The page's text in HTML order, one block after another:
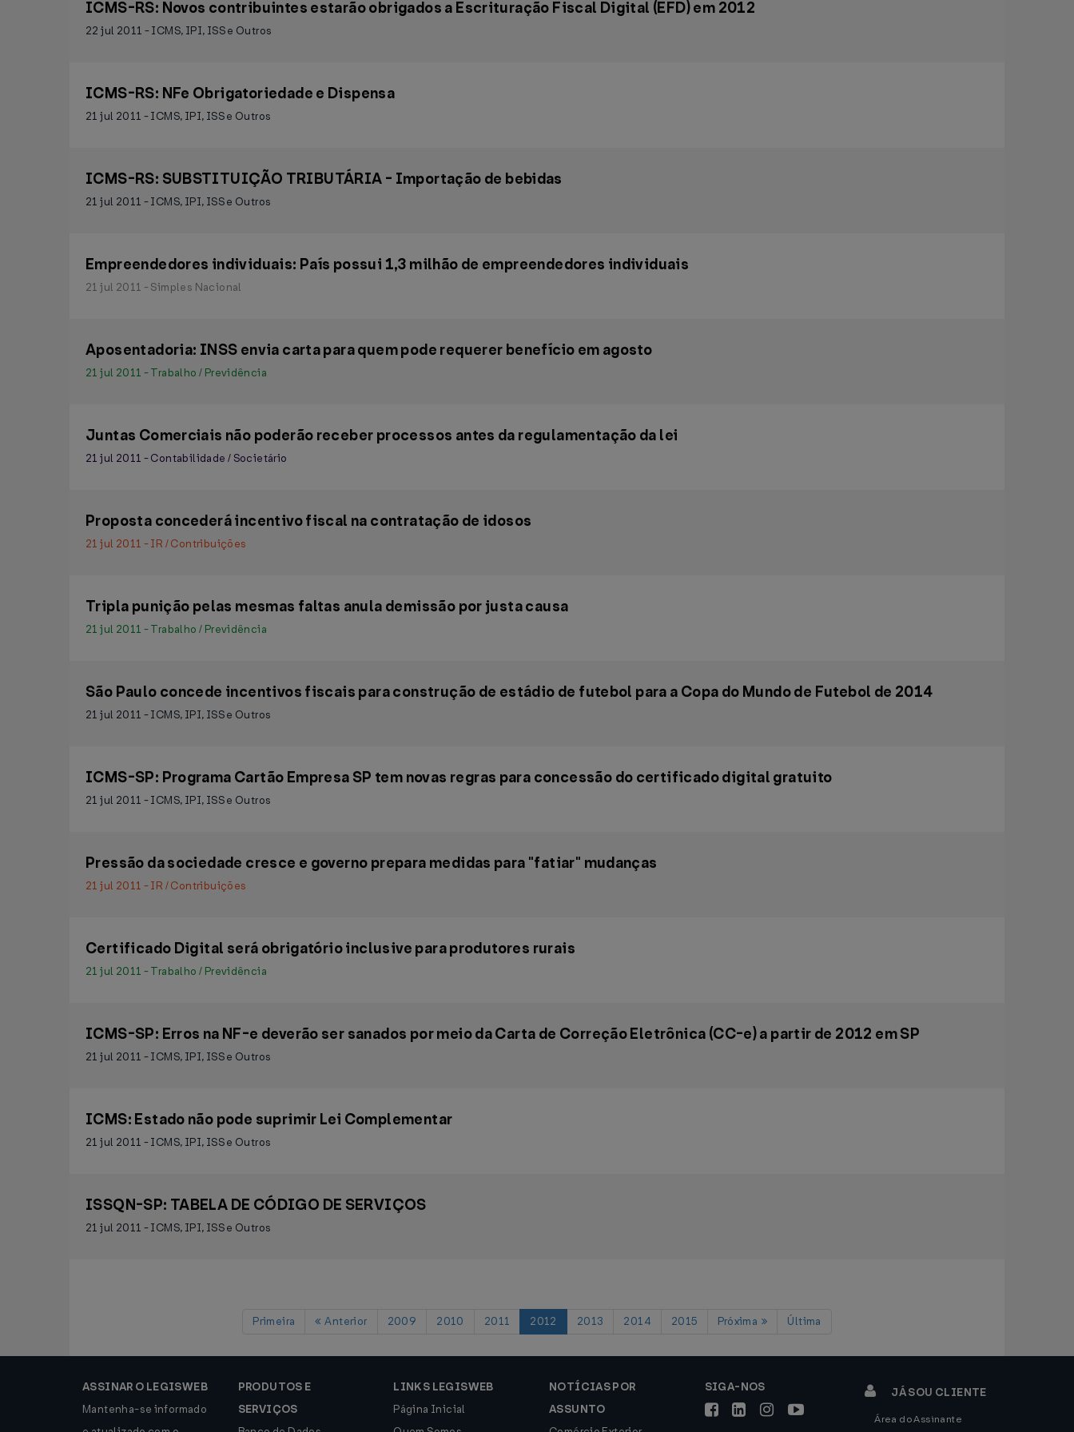
ICMS-RS: Novos contribuintes estarão obrigados a Escrituração Fiscal Digital (EFD) em 2012
22 jul 2011 - ICMS, IPI, ISS e Outros
ICMS-RS: NFe Obrigatoriedade e Dispensa
21 jul 2011 - ICMS, IPI, ISS e Outros
ICMS-RS: SUBSTITUIÇÃO TRIBUTÁRIA - Importação de bebidas
21 jul 2011 - ICMS, IPI, ISS e Outros
Empreendedores individuais: País possui 1,3 milhão de empreendedores individuais
21 jul 2011 - Simples Nacional
Aposentadoria: INSS envia carta para quem pode requerer benefício em agosto
21 jul 2011 - Trabalho / Previdência
Juntas Comerciais não poderão receber processos antes da regulamentação da lei
21 jul 2011 - Contabilidade / Societário
Proposta concederá incentivo fiscal na contratação de idosos
21 jul 2011 - IR / Contribuições
Tripla punição pelas mesmas faltas anula demissão por justa causa
21 jul 2011 - Trabalho / Previdência
São Paulo concede incentivos fiscais para construção de estádio de futebol para a Copa do Mundo de Futebol de 2014
21 jul 2011 - ICMS, IPI, ISS e Outros
ICMS-SP: Programa Cartão Empresa SP tem novas regras para concessão do certificado digital gratuito
21 jul 2011 - ICMS, IPI, ISS e Outros
Pressão da sociedade cresce e governo prepara medidas para "fatiar" mudanças
21 jul 2011 - IR / Contribuições
Certificado Digital será obrigatório inclusive para produtores rurais
21 jul 2011 - Trabalho / Previdência
ICMS-SP: Erros na NF-e deverão ser sanados por meio da Carta de Correção Eletrônica (CC-e) a partir de 2012 em SP
21 jul 2011 - ICMS, IPI, ISS e Outros
ICMS: Estado não pode suprimir Lei Complementar
21 jul 2011 - ICMS, IPI, ISS e Outros
ISSQN-SP: TABELA DE CÓDIGO DE SERVIÇOS
21 jul 2011 - ICMS, IPI, ISS e Outros
Primeira Anterior 2009 2010 2011 2012 2013 2014 2015 Próxima Última
ASSINAR O LEGISWEB
Mantenha-se informado
PRODUTOS E
SERVIÇOS
LINKS LEGISWEB
Página Inicial
NOTÍCIAS POR
ASSUNTO
SIGA-NOS JÁ SOU CLIENTE
Área do Assinante